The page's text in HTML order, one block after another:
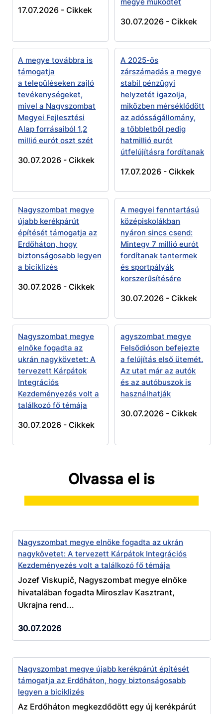
17.07.2026 - Cikkek
30.07.2026 - Cikkek
A megye továbbra is
támogatja
a településeken zajló
tevékenységeket,
mivel a Nagyszombat
Megyei Fejlesztési
Alap forrásaiból 1,2
millió eurót oszt szét
30.07.2026 - Cikkek
A 2025-ös
zárszámadás a megye
stabil pénzügyi
helyzetét igazolja,
miközben mérséklődött
az adósságállomány,
a többletből pedig
hatmillió eurót
útfelújításra fordítanak
17.07.2026 - Cikkek
Nagyszombat megye
újabb kerékpárút
építését támogatja az
Erdőháton, hogy
biztonságosabb legyen
a biciklizés
30.07.2026 - Cikkek
A megyei fenntartású
középiskolákban
nyáron sincs csend:
Mintegy 7 millió eurót
fordítanak tantermek
és sportpályák
korszerűsítésére
30.07.2026 - Cikkek
Nagyszombat megye
elnöke fogadta az
ukrán nagykövetet: A
tervezett Kárpátok
Integrációs
Kezdeményezés volt a
találkozó fő témája
30.07.2026 - Cikkek
agyszombat megye
Felsődióson befejezte
a felújítás első ütemét.
Az utat már az autók
és az autóbuszok is
használhatják
30.07.2026 - Cikkek
Olvassa el is
Nagyszombat megye elnöke fogadta az ukrán
nagykövetet: A tervezett Kárpátok Integrációs
Kezdeményezés volt a találkozó fő témája
Jozef Viskupič, Nagyszombat megye elnöke
hivatalában fogadta Miroszlav Kasztrant,
Ukrajna rend...
30.07.2026
Nagyszombat megye újabb kerékpárút építését
támogatja az Erdőháton, hogy biztonságosabb
legyen a biciklizés
Az Erdőháton megkezdődött egy új kerékpárút